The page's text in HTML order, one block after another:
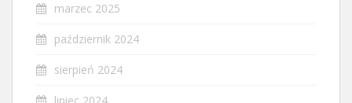
marzec 2025
październik 2024
sierpień 2024